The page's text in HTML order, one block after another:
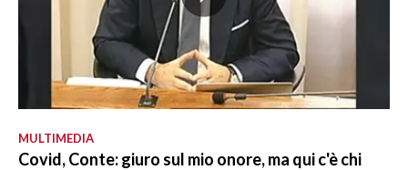
MULTIMEDIA
Covid, Conte: giuro sul mio onore, ma qui c'è chi